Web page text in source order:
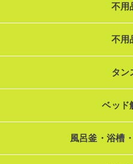
不用
不用
タン
ベッド
風呂釜・浴槽